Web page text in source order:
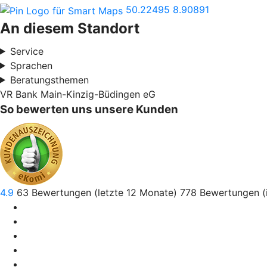
50.22495 8.90891
An diesem Standort
Service
Sprachen
Beratungsthemen
VR Bank Main-Kinzig-Büdingen eG
So bewerten uns unsere Kunden
4.9 63 Bewertungen (letzte 12 Monate) 778 Bewertungen